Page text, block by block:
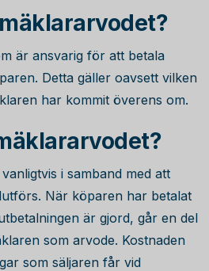
är ansvarig för att betala
Detta gäller oavsett vilken
har kommit överens om.
i samband med att
När köparen har betalat
är gjord, går en del
som arvode. Kostnaden
som säljaren får vid